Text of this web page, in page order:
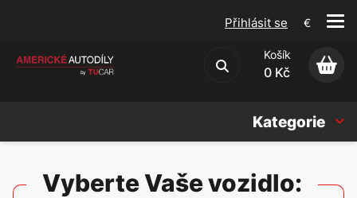
Obchodní podmínky
Přihlásit se €
Košík
0 Kč
Kategorie
Vyberte Vaše vozidlo: